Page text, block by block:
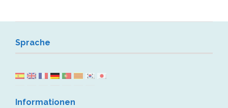
Sprache
Informationen